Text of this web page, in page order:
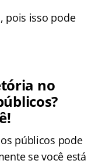
pois isso pode
no
públicos pode
se você está